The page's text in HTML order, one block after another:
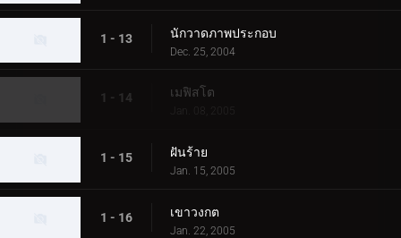
1 - 13 นักวาดภาพประกอบ
Dec. 25, 2004
1 - 14 เมฟิสโต
Jan. 08, 2005
1 - 15 ฝันร้าย
Jan. 15, 2005
1 - 16 เขาวงกต
Jan. 22, 2005